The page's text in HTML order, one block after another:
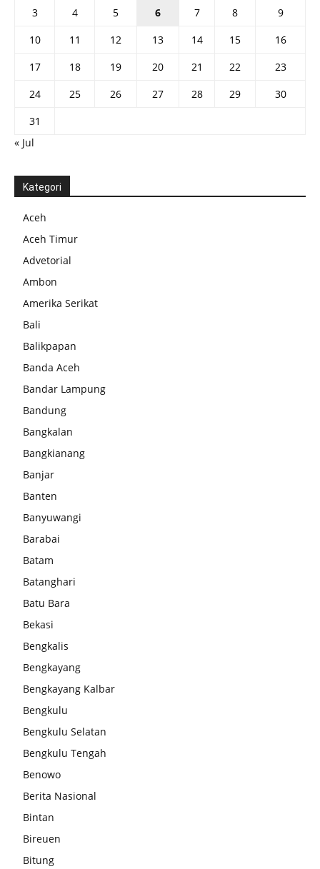
3
4 5 6 7 8
9
10
11 12 13 14 15
16
17
18 19 20 21 22
23
24
25 26 27 28 29
30
31
« Jul
Kategori
Aceh
Aceh Timur
Advetorial
Ambon
Amerika Serikat
Bali
Balikpapan
Banda Aceh
Bandar Lampung
Bandung
Bangkalan
Bangkianang
Banjar
Banten
Banyuwangi
Barabai
Batam
Batanghari
Batu Bara
Bekasi
Bengkalis
Bengkayang
Bengkayang Kalbar
Bengkulu
Bengkulu Selatan
Bengkulu Tengah
Benowo
Berita Nasional
Bintan
Bireuen
Bitung